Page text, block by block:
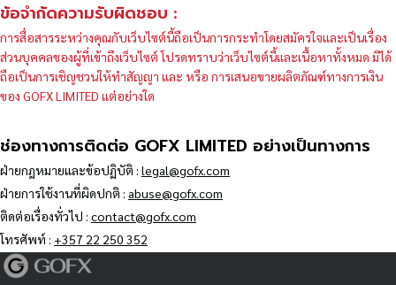
ข้อจำกัดความรับผิดชอบ :
การสื่อสารระหว่างคุณกับเว็บไซต์นี้ถือเป็นการกระทำโดยสมัครใจและเป็นเรื่อง
ส่วนบุคคลของผู้ที่เข้าถึงเว็บไซต์ โปรดทราบว่าเว็บไซต์นี้และเนื้อหาทั้งหมด มิได้
ถือเป็นการเชิญชวนให้ทำสัญญา และ หรือ การเสนอขายผลิตภัณฑ์ทางการเงิน
ของ GOFX LIMITED แต่อย่างใด
ช่องทางการติดต่อ GOFX LIMITED อย่างเป็นทางการ
ฝ่ายกฎหมายและข้อปฏิบัติ : legal@gofx.com
ฝ่ายการใช้งานที่ผิดปกติ : abuse@gofx.com
ติดต่อเรื่องทั่วไป : contact@gofx.com
โทรศัพท์ : +357 22 250 352